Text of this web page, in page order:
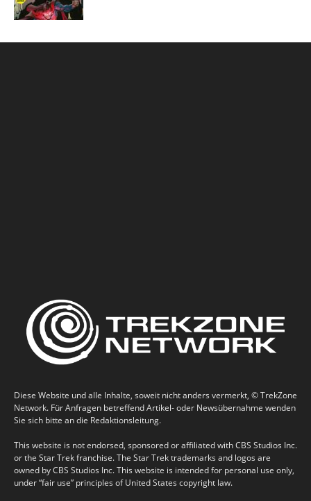
Diese Website und alle Inhalte, soweit nicht anders vermerkt, © TrekZone
Network. Für Anfragen betreffend Artikel- oder Newsübernahme wenden
Sie sich bitte an die Redaktionsleitung.
This website is not endorsed, sponsored or affiliated with CBS Studios Inc.
or the Star Trek franchise. The Star Trek trademarks and logos are
owned by CBS Studios Inc. This website is intended for personal use only,
under “fair use” principles of United States copyright law.